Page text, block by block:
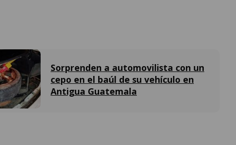
Sorprenden a automovilista con un
cepo en el baúl de su vehículo en
Antigua Guatemala